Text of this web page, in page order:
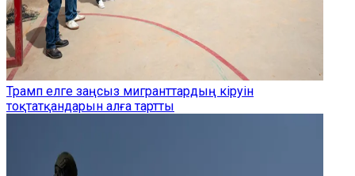
Трамп елге заңсыз мигранттардың кіруін
тоқтатқандарын алға тартты